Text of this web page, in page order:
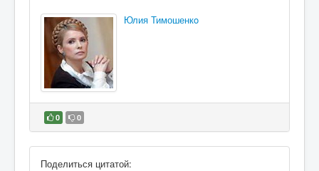
Юлия Тимошенкo
0 0
В избранное
Поделиться цитатой: